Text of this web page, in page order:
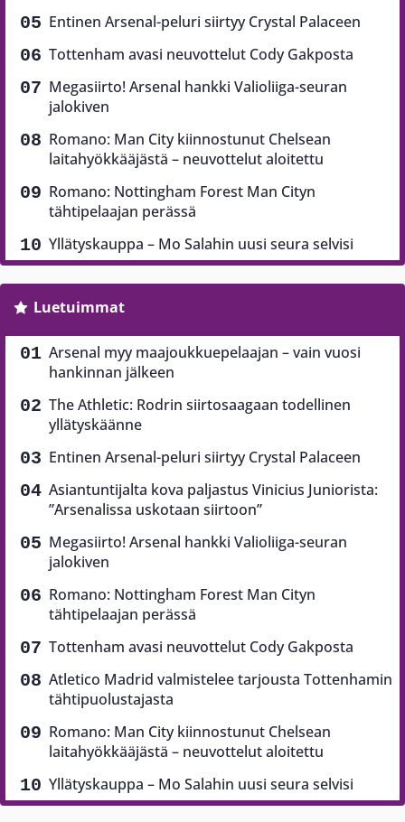
Entinen Arsenal-peluri siirtyy Crystal Palaceen
Tottenham avasi neuvottelut Cody Gakposta
Megasiirto! Arsenal hankki Valioliiga-seuran
jalokiven
Romano: Man City kiinnostunut Chelsean
laitahyökkääjästä – neuvottelut aloitettu
Romano: Nottingham Forest Man Cityn
tähtipelaajan perässä
Yllätyskauppa – Mo Salahin uusi seura selvisi
Luetuimmat
Arsenal myy maajoukkuepelaajan – vain vuosi
hankinnan jälkeen
The Athletic: Rodrin siirtosaagaan todellinen
yllätyskäänne
Entinen Arsenal-peluri siirtyy Crystal Palaceen
Asiantuntijalta kova paljastus Vinicius Juniorista:
”Arsenalissa uskotaan siirtoon”
Megasiirto! Arsenal hankki Valioliiga-seuran
jalokiven
Romano: Nottingham Forest Man Cityn
tähtipelaajan perässä
Tottenham avasi neuvottelut Cody Gakposta
Atletico Madrid valmistelee tarjousta Tottenhamin
tähtipuolustajasta
Romano: Man City kiinnostunut Chelsean
laitahyökkääjästä – neuvottelut aloitettu
Yllätyskauppa – Mo Salahin uusi seura selvisi